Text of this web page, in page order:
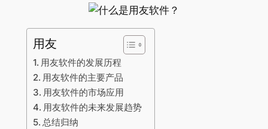
用友
用友软件的发展历程
用友软件的主要产品
用友软件的市场应用
用友软件的未来发展趋势
总结归纳